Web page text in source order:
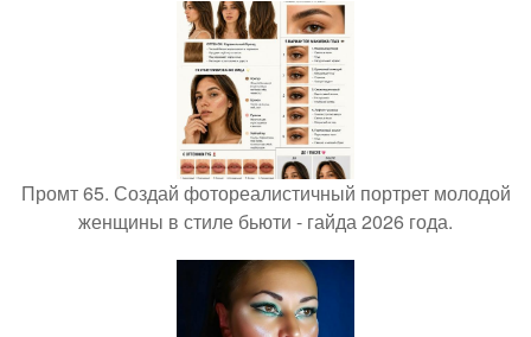
Промт 65. Создай фотореалистичный портрет молодой
женщины в стиле бьюти - гайда 2026 года.